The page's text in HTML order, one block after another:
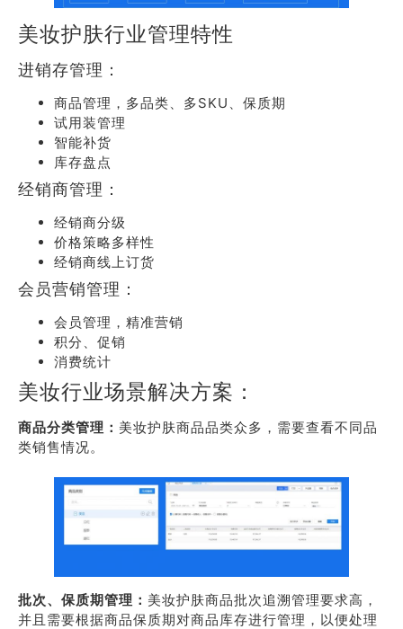
美妆护肤行业管理特性
进销存管理：
商品管理，多品类、多SKU、保质期
试用装管理
智能补货
库存盘点
经销商管理：
经销商分级
价格策略多样性
经销商线上订货
会员营销管理：
会员管理，精准营销
积分、促销
消费统计
美妆行业场景解决方案：
商品分类管理： 美妆护肤商品品类众多，需要查看不同品
类销售情况。
批次、保质期管理： 美妆护肤商品批次追溯管理要求高，
并且需要根据商品保质期对商品库存进行管理，以便处理